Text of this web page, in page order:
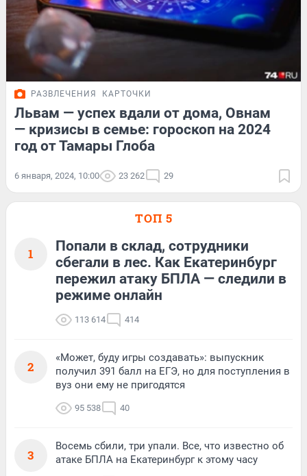
РАЗВЛЕЧЕНИЯ КАРТОЧКИ
Львам — успех вдали от дома, Овнам
— кризисы в семье: гороскоп на 2024
год от Тамары Глоба
6 января, 2024, 10:00 23 262 29
ТОП 5
1
Попали в склад, сотрудники
сбегали в лес. Как Екатеринбург
пережил атаку БПЛА — следили в
режиме онлайн
113 614 414
2
«Может, буду игры создавать»: выпускник
получил 391 балл на ЕГЭ, но для поступления в
вуз они ему не пригодятся
95 538 40
3
Восемь сбили, три упали. Все, что известно об
атаке БПЛА на Екатеринбург к этому часу